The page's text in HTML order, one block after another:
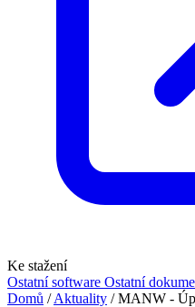
Ke stažení
Ostatní software Ostatní
Domů / Aktuality / MANW -